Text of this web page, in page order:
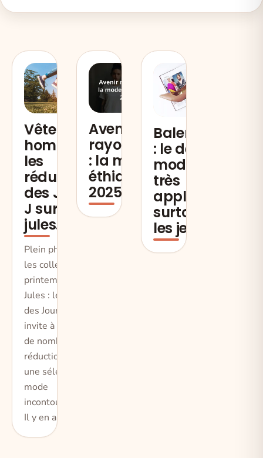
Vêtement
hommes,
les
réductions
des Jours
J sur
jules.fr !
Plein phare sur
les collections
printemps, avec
Jules : le retour
des Jours J vous
invite à profiter
de nombreuses
réductions sur
une sélection
mode
incontournable !
Il y en a pou
Avenir
rayonnant
: la mode
éthique en
2025
Balenciaga
: le défilé de
mode est
très
applaudi,
surtout par
les jeunes